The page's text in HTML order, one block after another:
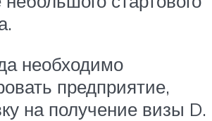
необходимо
предприятие,
на получение визы D.